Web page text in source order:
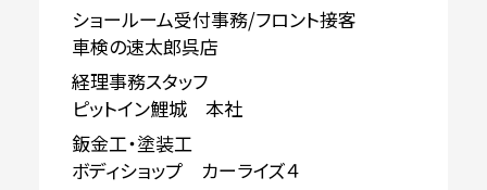
ショールーム受付事務/フロント接客
車検の速太郎呉店
経理事務スタッフ
ピットイン鯉城 本社
鈑金工・塗装工
ボディショップ カーライズ４